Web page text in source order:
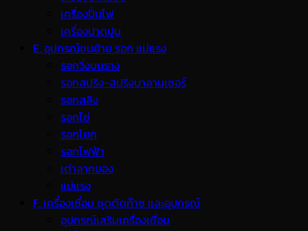
เครื่องปั่นไฟ
เครื่องปาดปูน
E. อุปกรณ์ขนย้าย รอก แม่แรง
รอกวิ่งบนราง
รอกสปริง-สปริงบาลานเซอร์
รอกสลิง
รอกโซ่
รอกโยก
รอกไฟฟ้า
เต่าลากของ
แม่แรง
F. เครื่องเชื่อม ชุดตัดก๊าซ และอุปกรณ์
อุปกรณ์เสริมเครื่องเชื่อม